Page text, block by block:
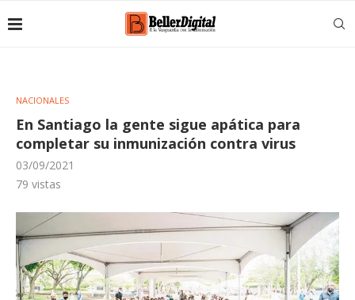
NACIONALES
En Santiago la gente sigue apática para
completar su inmunización contra virus
03/09/2021
79 vistas